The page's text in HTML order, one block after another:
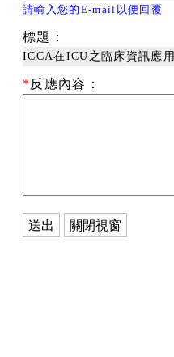
請輸入您的E-mail以便回覆
標題：
ICCA在ICU之臨床資訊應用
* 反應內容：